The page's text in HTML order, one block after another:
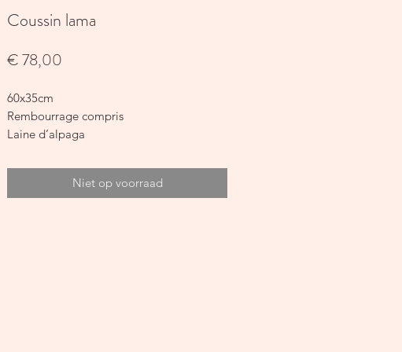
Coussin lama
€ 78,00
60x35cm
Rembourrage compris
Laine d’alpaga
Niet op voorraad